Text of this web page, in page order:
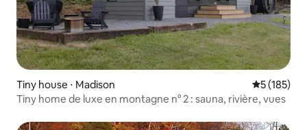
Tiny house ⋅ Madison Évaluation
5 (185)
Tiny home de luxe en montagne n° 2 : sauna, rivière, vues